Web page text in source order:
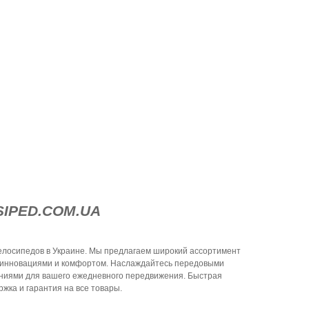
в Украине. Мы предлагаем широкий ассортимент
и комфортом. Наслаждайтесь передовыми
для вашего ежедневного передвижения. Быстрая
и гарантия на все товары.